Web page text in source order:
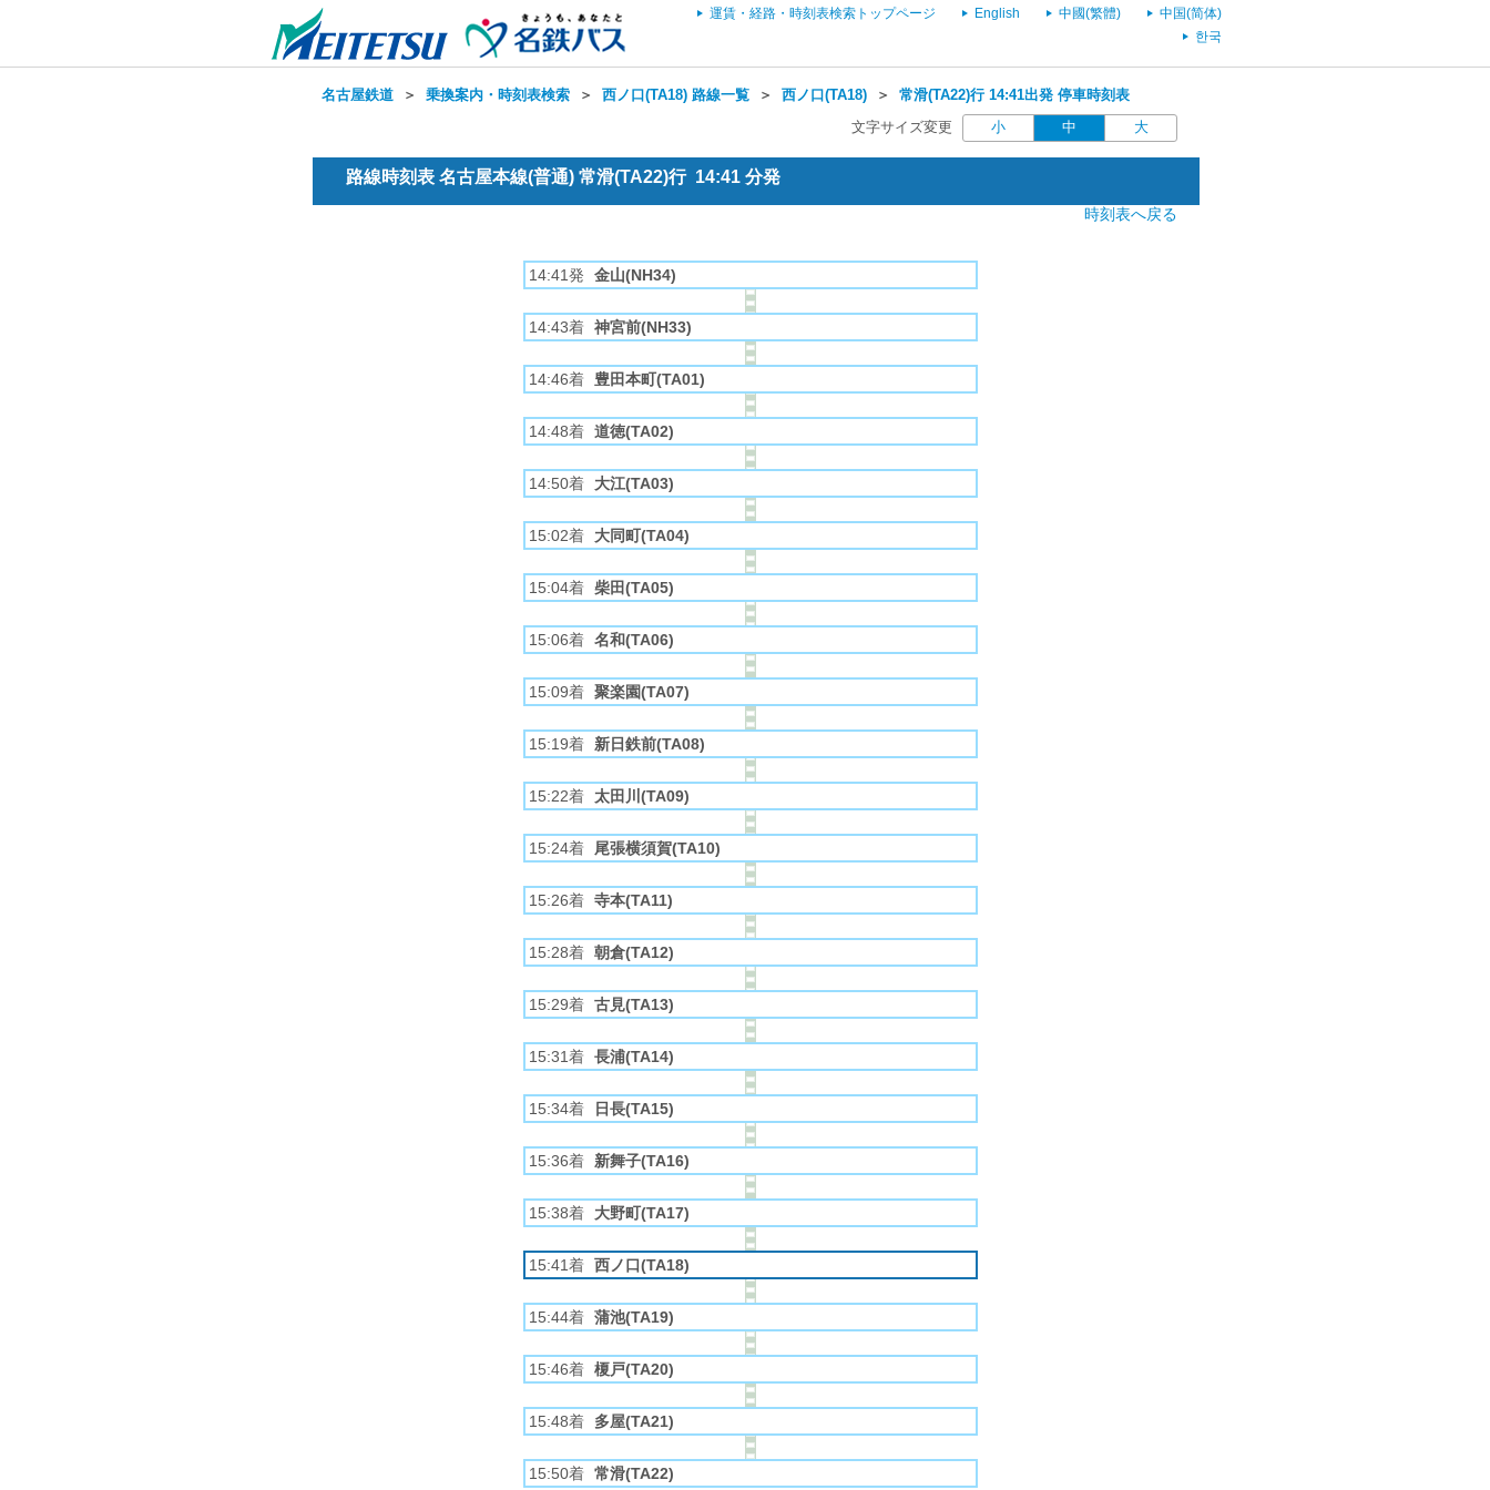
運賃・経路・時刻表検索トップページ English 中國(繁體)
中国(简体)
한국
名古屋鉄道 ＞ 乗換案内・時刻表検索 ＞ 西ノ口(TA18) 路線一覧 ＞ 西ノ口(TA18) ＞ 常滑(TA22)行 14:41出発 停車時刻表
文字サイズ変更 小 中 大
路線時刻表 名古屋本線(普通) 常滑(TA22)行 14:41 分発
時刻表へ戻る
14:41発 金山(NH34)
14:43着 神宮前(NH33)
14:46着 豊田本町(TA01)
14:48着 道徳(TA02)
14:50着 大江(TA03)
15:02着 大同町(TA04)
15:04着 柴田(TA05)
15:06着 名和(TA06)
15:09着 聚楽園(TA07)
15:19着 新日鉄前(TA08)
15:22着 太田川(TA09)
15:24着 尾張横須賀(TA10)
15:26着 寺本(TA11)
15:28着 朝倉(TA12)
15:29着 古見(TA13)
15:31着 長浦(TA14)
15:34着 日長(TA15)
15:36着 新舞子(TA16)
15:38着 大野町(TA17)
15:41着 西ノ口(TA18)
15:44着 蒲池(TA19)
15:46着 榎戸(TA20)
15:48着 多屋(TA21)
15:50着 常滑(TA22)